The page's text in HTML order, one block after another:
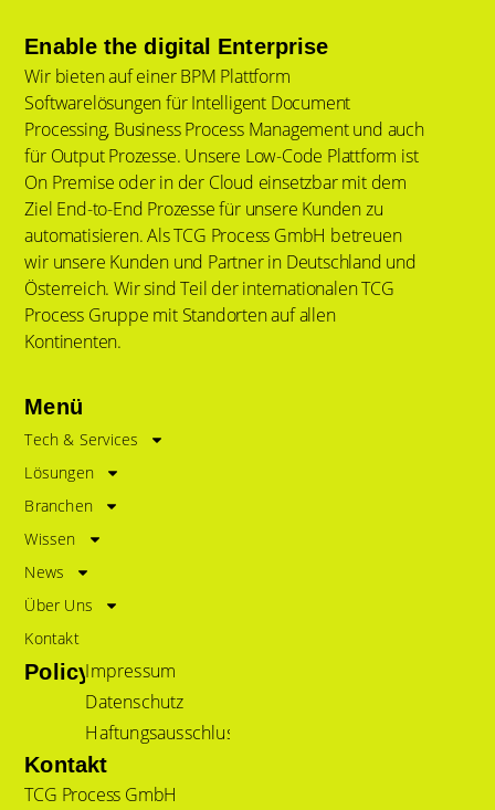
Enable the digital Enterprise
Wir bieten auf einer BPM Plattform
Softwarelösungen für Intelligent Document
Processing, Business Process Management und auch
für Output Prozesse. Unsere Low-Code Plattform ist
On Premise oder in der Cloud einsetzbar mit dem
Ziel End-to-End Prozesse für unsere Kunden zu
automatisieren. Als TCG Process GmbH betreuen
wir unsere Kunden und Partner in Deutschland und
Österreich. Wir sind Teil der internationalen TCG
Process Gruppe mit Standorten auf allen
Kontinenten.
Menü
Tech & Services
Lösungen
Branchen
Wissen
News
Über Uns
Kontakt
PolicyImpressum
Datenschutz
Haftungsausschluss
Kontakt
TCG Process GmbH